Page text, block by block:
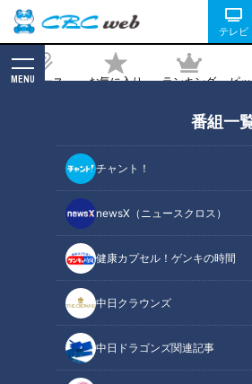
テレビ
ニュース お気に入り ランキング ピ
MENU
番組一
チャント！
newsX（ニュースクロス）
健康カプセル！ゲンキの時間
中日クラウンズ
中日ドラゴンズ関連記事
ット！？無料でできるカツ
験も！東海地方の最新“イ
メ”とは
記事に戻る